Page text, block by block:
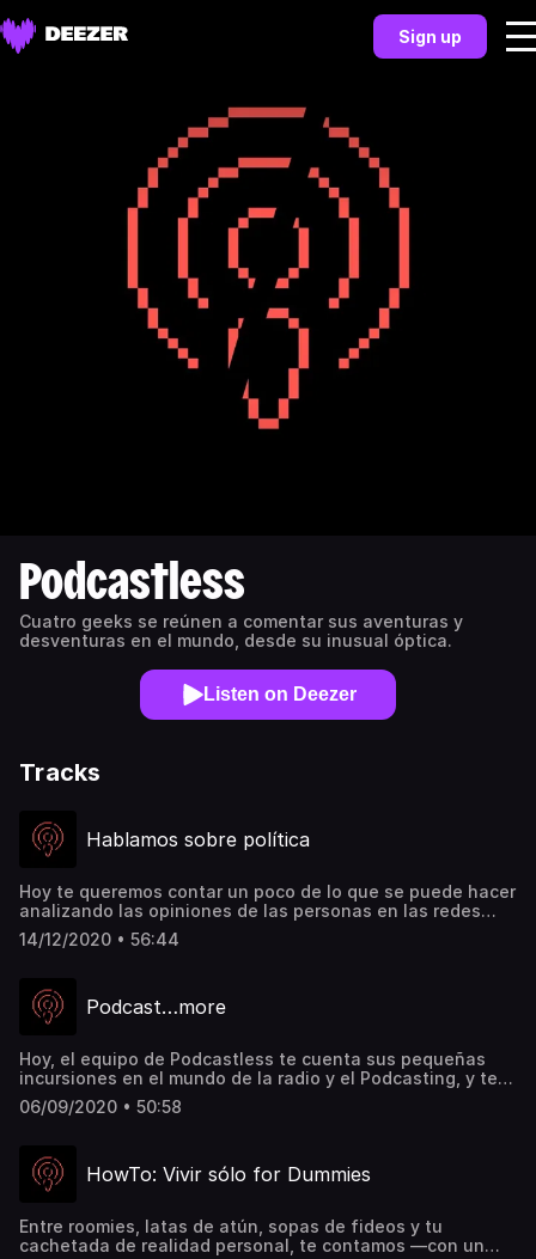
Sign up
Podcastless
Cuatro geeks se reúnen a comentar sus aventuras y
desventuras en el mundo, desde su inusual óptica.
Listen on Deezer
Tracks
Hablamos sobre política
Hoy te queremos contar un poco de lo que se puede hacer
analizando las opiniones de las personas en las redes
sociales, mientras hablamos de uno de nuestros temas
favoritos: política. Y para eso, invitamos a alguien que
Manuel Castiblanco..
14/12/2020 • 56:44
Podcast…more
Hoy, el equipo de Podcastless te cuenta sus pequeñas
incursiones en el mundo de la radio y el Podcasting, y te
comparte una lista selecta de podcasts para escuchar en
cualquier ocasión.
06/09/2020 • 50:58
HowTo: Vivir sólo for Dummies
Entre roomies, latas de atún, sopas de fideos y tu
cachetada de realidad personal, te contamos —con un